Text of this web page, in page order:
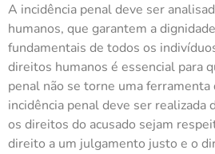
A incidência penal deve ser
humanos, que garantem a
fundamentais de todos os
direitos humanos é essencial para
penal não se torne uma
incidência penal deve ser realizada
os direitos do acusado sejam
direito a um julgamento justo e o